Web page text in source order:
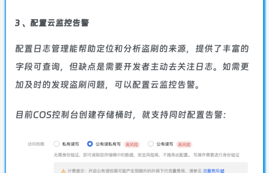
3 、配置云监控告警
配置日志管理能帮助定位和分析盗刷的来源，提供了丰富的
字段可查询，但缺点是需要开发者主动去关注日志。如需更
加及时的发现盗刷问题，可以配置云监控告警。
目前COS控制台创建存储桶时，就支持同时配置告警：